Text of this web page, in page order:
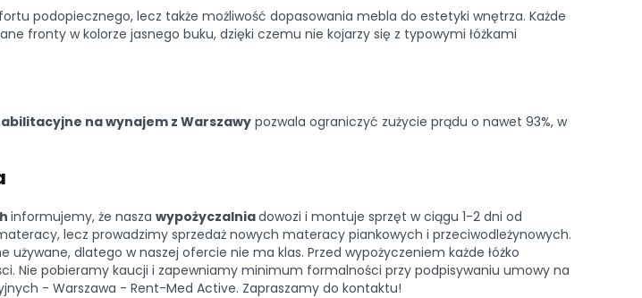
podopiecznego, lecz także możliwość dopasowania mebla do estetyki wnętrza. Każde
fronty w kolorze jasnego buku, dzięki czemu nie kojarzy się z typowymi łóżkami
na wynajem z Warszawypozwala ograniczyć zużycie prądu o nawet 93%, w
informujemy, że nasza wypożyczalniadowozi i montuje sprzęt w ciągu 1-2 dni od
lecz prowadzimy sprzedaż nowych materacy piankowych i przeciwodleżynowych.
dlatego w naszej ofercie nie ma klas. Przed wypożyczeniem każde łóżko
Nie pobieramy kaucji i zapewniamy minimum formalności przy podpisywaniu umowy na
- Warszawa - Rent-Med Active. Zapraszamy do kontaktu!